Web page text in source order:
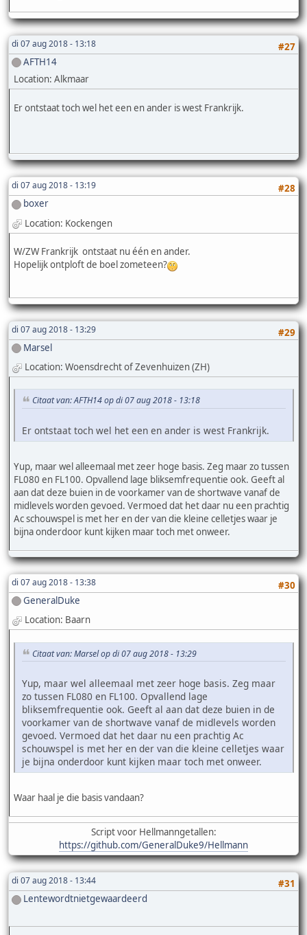
di 07 aug 2018 - 13:18
#27
AFTH14
Location: Alkmaar
Er ontstaat toch wel het een en ander is west Frankrijk.
di 07 aug 2018 - 13:19
#28
boxer
Location: Kockengen
W/ZW Frankrijk ontstaat nu één en ander.
Hopelijk ontploft de boel zometeen?
di 07 aug 2018 - 13:29
#29
Marsel
Location: Woensdrecht of Zevenhuizen (ZH)
Citaat van: AFTH14 op di 07 aug 2018 - 13:18
Er ontstaat toch wel het een en ander is west Frankrijk.
Yup, maar wel alleemaal met zeer hoge basis. Zeg maar zo tussen
FL080 en FL100. Opvallend lage bliksemfrequentie ook. Geeft al
aan dat deze buien in de voorkamer van de shortwave vanaf de
midlevels worden gevoed. Vermoed dat het daar nu een prachtig
Ac schouwspel is met her en der van die kleine celletjes waar je
bijna onderdoor kunt kijken maar toch met onweer.
di 07 aug 2018 - 13:38
#30
GeneralDuke
Location: Baarn
Citaat van: Marsel op di 07 aug 2018 - 13:29
Yup, maar wel alleemaal met zeer hoge basis. Zeg maar
zo tussen FL080 en FL100. Opvallend lage
bliksemfrequentie ook. Geeft al aan dat deze buien in de
voorkamer van de shortwave vanaf de midlevels worden
gevoed. Vermoed dat het daar nu een prachtig Ac
schouwspel is met her en der van die kleine celletjes waar
je bijna onderdoor kunt kijken maar toch met onweer.
Waar haal je die basis vandaan?
Script voor Hellmanngetallen:
https://github.com/GeneralDuke9/Hellmann
di 07 aug 2018 - 13:44
#31
Lentewordtnietgewaardeerd